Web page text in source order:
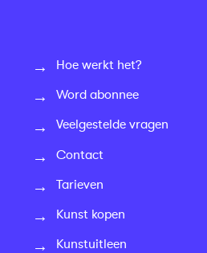
Hoe werkt het?
Word abonnee
Veelgestelde vragen
Contact
Tarieven
Kunst kopen
Kunstuitleen